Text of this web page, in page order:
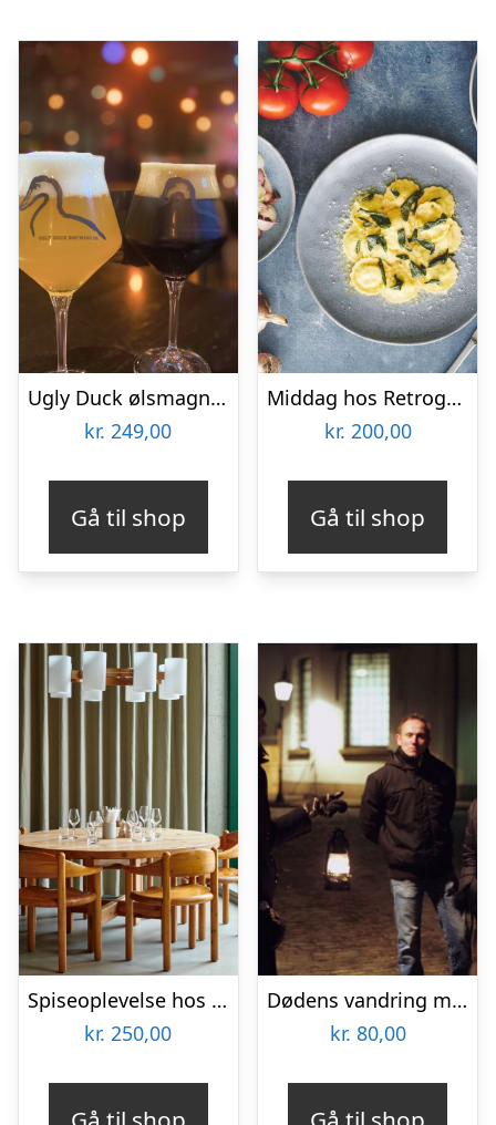
Ugly Duck ølsmagning hos Tribeca
kr. 249,00
Gå til shop
Middag hos Retrogusto
kr. 200,00
Gå til shop
Spiseoplevelse hos Aamanns Genbo
kr. 250,00
Dødens vandring med Ghost Tour
kr. 80,00